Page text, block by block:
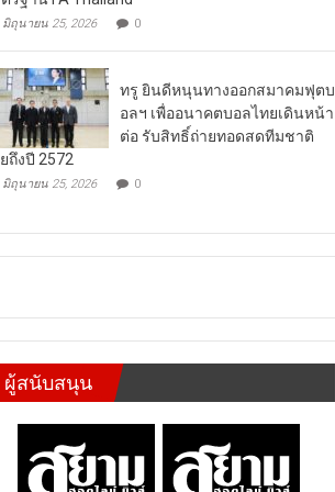
มิถุนายน 25, 2026 0
ทรู ยินดีหนุนทางออกสมาคมฟุตบ
อลฯ เพื่ออนาคตบอลไทยเดินหน้า
ต่อ รับสิทธิ์ถ่ายทอดสดทีมชาติ
ถึงปี 2572
มิถุนายน 25, 2026 0
ผู้สนับสนุน